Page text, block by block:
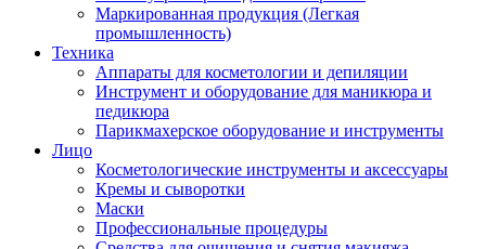
Маркированная продукция (Легкая
промышленность)
Техника
Аппараты для косметологии и депиляции
Инструмент и оборудование для маникюра и
педикюра
Парикмахерское оборудование и инструменты
Лицо
Косметологические инструменты и аксессуары
Кремы и сыворотки
Маски
Профессиональные процедуры